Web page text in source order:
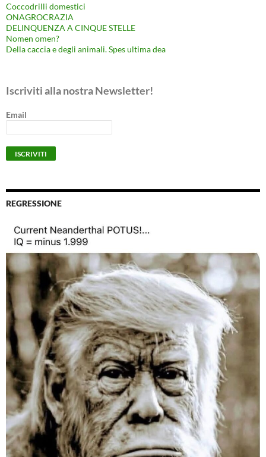
Coccodrilli domestici
ONAGROCRAZIA
DELINQUENZA A CINQUE STELLE
Nomen omen?
Della caccia e degli animali. Spes ultima dea
Iscriviti alla nostra Newsletter!
Email
REGRESSIONE